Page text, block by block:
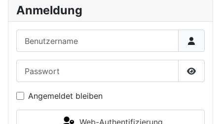
Anmeldung
Angemeldet bleiben